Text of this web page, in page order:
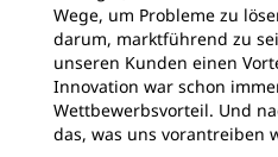
Wege, um Probleme zu
darum, marktführend zu
unseren Kunden einen
Innovation war schon
Wettbewerbsvorteil. Und
das, was uns vorantreiben